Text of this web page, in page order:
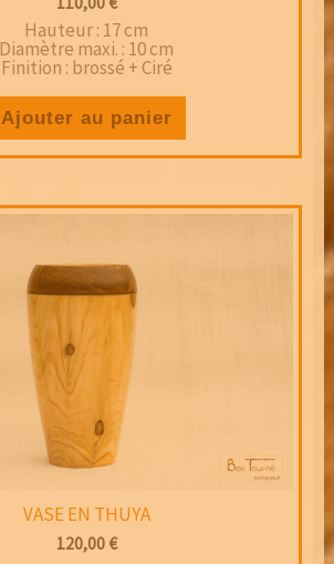
Hauteur : 17 cm
Diamètre maxi. : 10 cm
Finition : brossé + Ciré
Ajouter au panier
VASE EN THUYA
120,00 €